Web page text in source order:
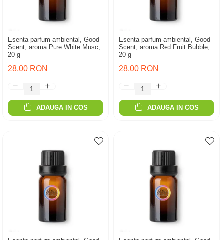
Esenta parfum ambiental, Good
Scent, aroma Pure White Musc,
20 g
28,00 RON
ADAUGA IN COS
Esenta parfum ambiental, Good
Scent, aroma Red Fruit Bubble,
20 g
28,00 RON
ADAUGA IN COS